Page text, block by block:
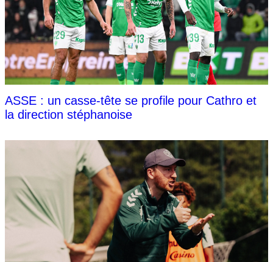
ASSE : un casse-tête se profile pour Cathro et
la direction stéphanoise